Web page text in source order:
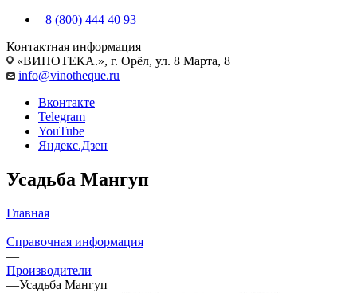
8 (800) 444 40 93
Контактная информация
«ВИНОТЕКА.», г. Орёл, ул. 8 Марта, 8
info@vinotheque.ru
Вконтакте
Telegram
YouTube
Яндекс.Дзен
Усадьба Мангуп
Главная
—
Справочная информация
—
Производители
—Усадьба Мангуп